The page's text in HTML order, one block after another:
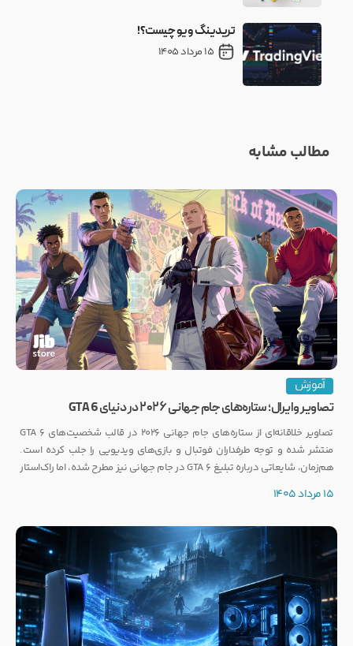
تریدینگ ویو چیست؟!
15 مرداد 1405
مطالب مشابه
آموزش
تصاویر وایرال؛ ستاره‌های جام جهانی ۲۰۲۶ در دنیای GTA 6
تصاویر خلاقانه‌ای از ستاره‌های جام جهانی ۲۰۲۶ در قالب شخصیت‌های GTA 6
منتشر شده و توجه طرفداران فوتبال و بازی‌های ویدیویی را جلب کرده است.
هم‌زمان، شایعاتی درباره تبلیغ GTA 6 در جام جهانی نیز مطرح شده، اما راک‌استار
15 مرداد 1405